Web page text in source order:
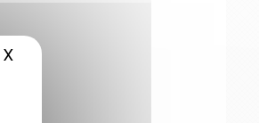
X Hide cookie banner